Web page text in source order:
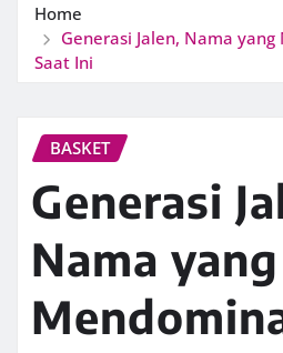
Home
Generasi Jalen, Nama
Saat Ini
BASKET
Generasi
Nama yang